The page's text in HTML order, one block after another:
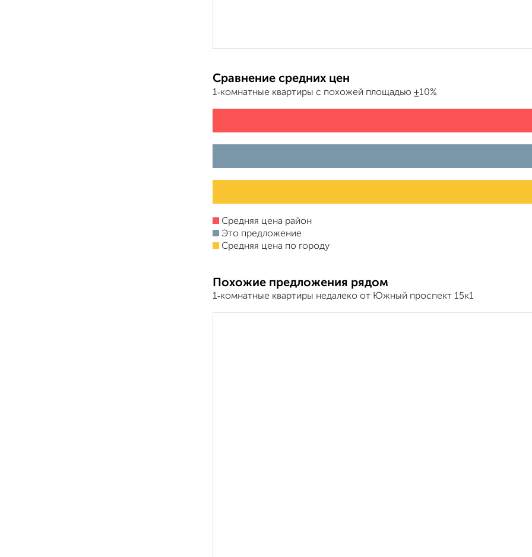
Сравнение средних цен
1‑комнатные квартиры с похожей площадью ±10%
Средняя цена район
Это предложение
Средняя цена по городу
Похожие предложения рядом
1‑комнатные квартиры недалеко от Южный проспект 15к1